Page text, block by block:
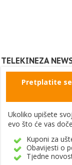
TELEKINEZA
Pretplatite
Ukoliko upišete
evo što će vas
Kuponi za
Obavijesti o
Tjedne